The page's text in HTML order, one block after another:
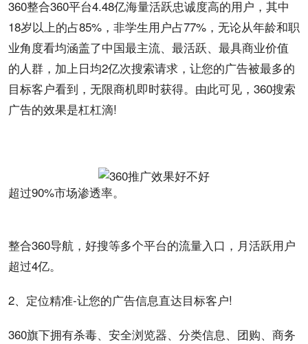
360整合360平台4.48亿海量活跃忠诚度高的用户 ，其中
18岁以上的占85%，非学生用户占77%，无论从年龄和职
业角度看均涵盖了中国最主流、最活跃、最具商业价值
的人群，加上日均2亿次搜索请求，让您的广告被最多的
目标客户看到，无限商机即时获得。由此可见，360搜索
广告的效果是杠杠滴!
超过90%市场渗透率。
整合360导航，好搜等多个平台的流量入口， 月活跃用户
超过4亿。
2、定位精准-让您的广告信息直达目标客户!
360旗下拥有杀毒、 安全浏览器、分类信息、团购、商务